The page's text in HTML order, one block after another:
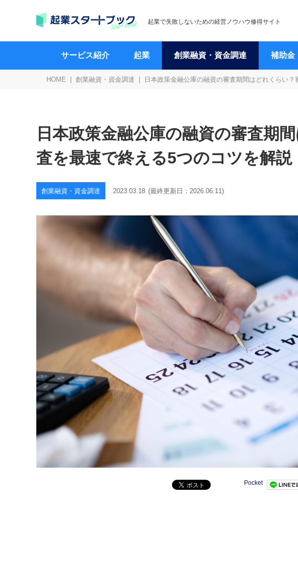
起業で失敗しないための経営ノウハウ修得サイト
サービス紹介 起業 創業融資・資金調達 補助金
HOME 創業融資・資金調達 日本政策金融公庫の融資の審査期間はどれくらい
日本政策金融公庫の融資の審査期
査を最速で終える5つのコツを解説
創業融資・資金調達 2023.03.18 (最終更新日： 2026.06.11)
Pocket